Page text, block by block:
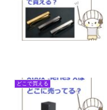
どこで買える